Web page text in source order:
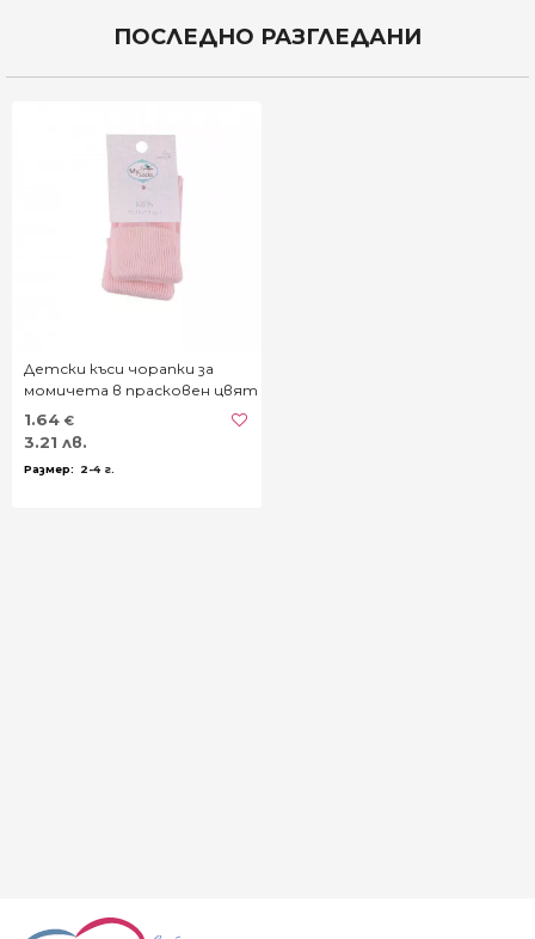
ПОСЛЕДНО РАЗГЛЕДАНИ
Детски къси чорапки за
момичета в прасковен цвят
1.64 €
3.21 лв.
2-4 г.